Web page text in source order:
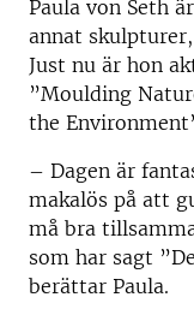
Paula von Seth
annat
Just nu är hon
”Moulding
the
– Dagen är
makalös på att
må bra
som har sagt
berättar Paula.